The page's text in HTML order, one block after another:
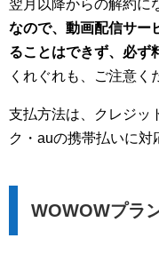
翌月以降からの解約に
なので、動画配信サー
ることはできず、必ず
くれぐれも、ご注意く
支払方法は、クレジッ
ク・auの携帯払いに対
WOWOWプラ